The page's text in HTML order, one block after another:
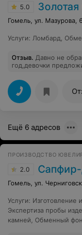
5.0
Гомель, ул. Мазурова,
Услуги: Ломбард
Отзыв. Давно не
год,девочки
родными. Всем
репутацией.
Ещё 6 адресов
ПРОИЗВОДСТВО
2.0
Гомель, ул.
Услуги: Изготовление
Экспертиза пробы
камней
Обменный